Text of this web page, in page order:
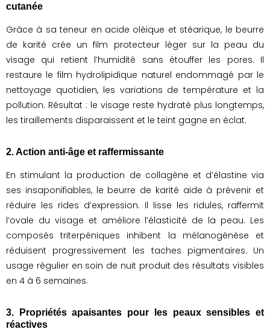
cutanée
Grâce à sa teneur en acide oléique et stéarique, le beurre
de karité crée un film protecteur léger sur la peau du
visage qui retient l’humidité sans étouffer les pores. Il
restaure le film hydrolipidique naturel endommagé par le
nettoyage quotidien, les variations de température et la
pollution. Résultat : le visage reste hydraté plus longtemps,
les tiraillements disparaissent et le teint gagne en éclat.
2. Action anti-âge et raffermissante
En stimulant la production de collagène et d’élastine via
ses insaponifiables, le beurre de karité aide à prévenir et
réduire les rides d’expression. Il lisse les ridules, raffermit
l’ovale du visage et améliore l’élasticité de la peau. Les
composés triterpéniques inhibent la mélanogénèse et
réduisent progressivement les taches pigmentaires. Un
usage régulier en soin de nuit produit des résultats visibles
en 4 à 6 semaines.
3. Propriétés apaisantes pour les peaux sensibles et
réactives